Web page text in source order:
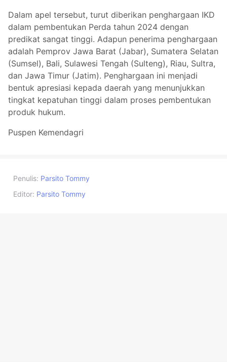
Dalam apel tersebut, turut diberikan penghargaan IKD
dalam pembentukan Perda tahun 2024 dengan
predikat sangat tinggi. Adapun penerima penghargaan
adalah Pemprov Jawa Barat (Jabar), Sumatera Selatan
(Sumsel), Bali, Sulawesi Tengah (Sulteng), Riau, Sultra,
dan Jawa Timur (Jatim). Penghargaan ini menjadi
bentuk apresiasi kepada daerah yang menunjukkan
tingkat kepatuhan tinggi dalam proses pembentukan
produk hukum.
Puspen Kemendagri
Penulis: Parsito Tommy
Editor: Parsito Tommy